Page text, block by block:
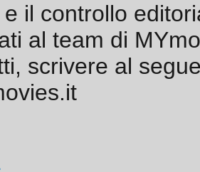
il controllo
al team di
scrivere al